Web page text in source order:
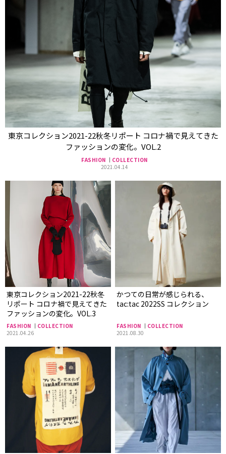
東京コレクション2021-22秋冬リポート コロナ禍で見えてきた
ファッションの変化。VOL.2
FASHION
COLLECTION
2021.04.14
東京コレクション2021-22秋冬
リポート コロナ禍で見えてきた
ファッションの変化。VOL.3
FASHION
COLLECTION
2021.04.26
かつての日常が感じられる、
tac:tac 2022SS コレクション
FASHION
COLLECTION
2021.08.30